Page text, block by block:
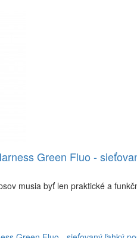
Green Fluo -
musia byť len praktické a